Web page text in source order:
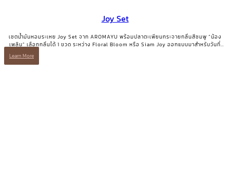
Joy Set
เซตน้ำมันหอมระเหย Joy Set จาก AROMAYU พร้อมปลาตะเพียนกระจายกลิ่นสีชมพู “น้อง
เพลิน” เลือกกลิ่นได้ 1 ขวด ระหว่าง Floral Bloom หรือ Siam Joy ออกแบบมาสำหรับวันที่
Learn More